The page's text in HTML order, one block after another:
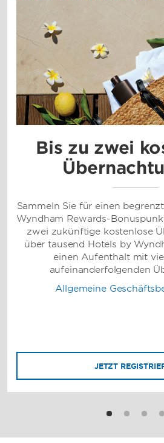
Bis zu zwei
Sammeln Sie für einen
Wyndham Rewards-
zwei zukünftige kostenlose
über tausend Hotels by
einen Aufenthalt mit
aufeinanderfolgenden
Allgemeine
JETZT